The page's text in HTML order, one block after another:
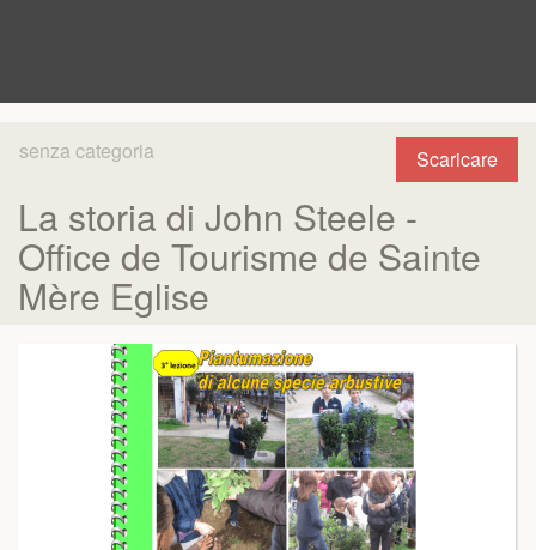
Scaricare
senza categoria
La storia di John Steele -
Office de Tourisme de Sainte
Mère Eglise